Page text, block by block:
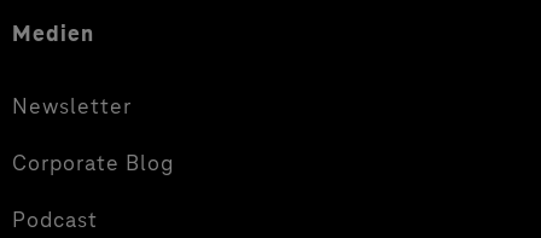
Medien
Newsletter
Corporate Blog
Podcast